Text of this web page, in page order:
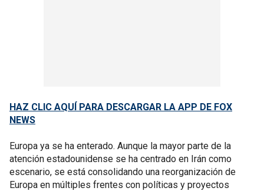
HAZ CLIC AQUÍ PARA DESCARGAR LA APP DE FOX
NEWS
Europa ya se ha enterado. Aunque la mayor parte de la
atención estadounidense se ha centrado en Irán como
escenario, se está consolidando una reorganización de
Europa en múltiples frentes con políticas y proyectos